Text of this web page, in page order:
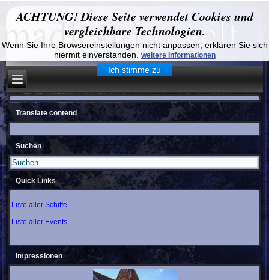
ACHTUNG! Diese Seite verwendet Cookies und
vergleichbare Technologien.
Wenn Sie Ihre Browsereinstellungen nicht anpassen, erklären Sie sich
hiermit einverstanden.
weitere Informationen
Ich stimme zu
Translate contend
Suchen
Quick Links
Liste aller Schiffe
Liste aller Events
Impressionen